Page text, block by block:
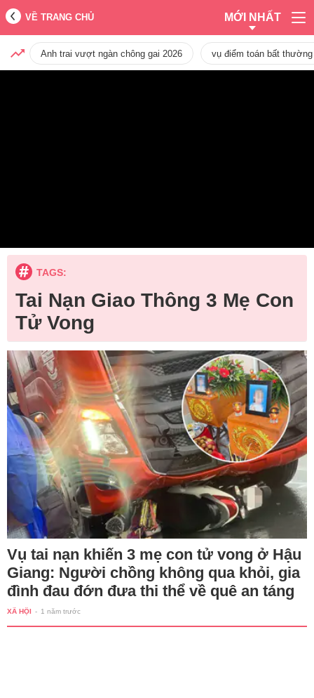
VỀ TRANG CHỦ MỚI NHẤT
Anh trai vượt ngàn chông gai 2026 vụ điểm toán bất
TAGS:
Tai Nạn Giao Thông 3 Mẹ Con
Tử Vong
Vụ tai nạn khiến 3 mẹ con tử vong ở Hậu
Giang: Người chồng không qua khỏi, gia
đình đau đớn đưa thi thể về quê an táng
XÃ HỘI - 1 năm trước